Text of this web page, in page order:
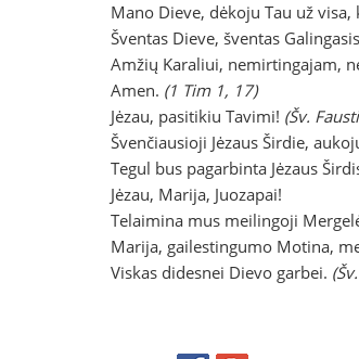
Mano Dieve, dėkoju Tau už
Šventas Dieve, šventas
Amžių Karaliui, nemirtingajam,
Amen. (1 Tim 1, 17)
Jėzau, pasitikiu Tavimi! (Šv.
Švenčiausioji Jėzaus Širdie,
Tegul bus pagarbinta Jėzaus
Jėzau, Marija, Juozapai!
Telaimina mus meilingoji
Marija, gailestingumo Motina,
Viskas didesnei Dievo garbei.